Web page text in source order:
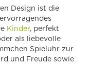
Design ist die
Kinder, perfekt
als liebevolle
Spieluhr zur
und Freude sowie